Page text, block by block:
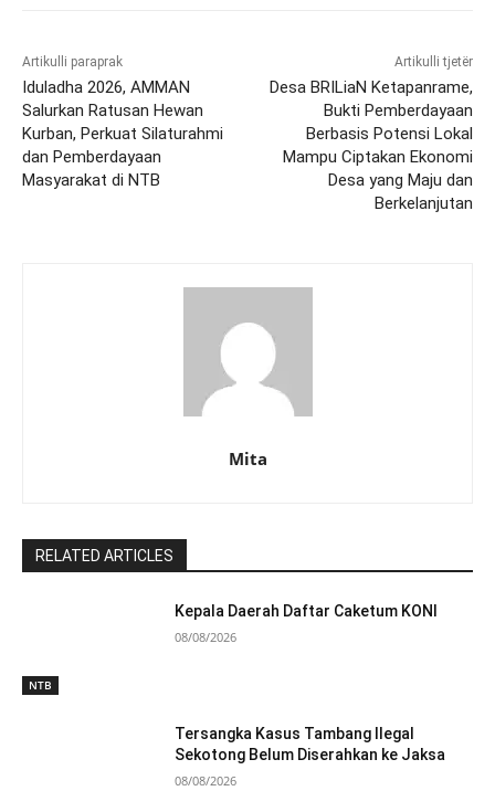
Artikulli paraprak
Iduladha 2026, AMMAN
Salurkan Ratusan Hewan
Kurban, Perkuat Silaturahmi
dan Pemberdayaan
Masyarakat di NTB
Artikulli tjetër
Desa BRILiaN Ketapanrame,
Bukti Pemberdayaan
Berbasis Potensi Lokal
Mampu Ciptakan Ekonomi
Desa yang Maju dan
Berkelanjutan
Mita
RELATED ARTICLES
NTB
Kepala Daerah Daftar Caketum KONI
08/08/2026
Tersangka Kasus Tambang Ilegal
Sekotong Belum Diserahkan ke Jaksa
08/08/2026